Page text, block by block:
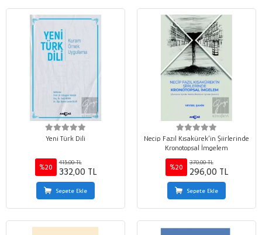
Yeni Türk Dili
%20
415,00 TL
332,00 TL
Sepete Ekle
Necip Fazıl Kısakürek’in Şiirlerinde
Kronotopsal İmgelem
%20
370,00 TL
296,00 TL
Sepete Ekle